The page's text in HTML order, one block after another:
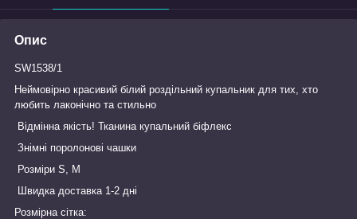
Опис
SW1538/1
Неймовірно красивий білий роздільний купальник для тих, хто
любить лаконічно та стильно
Відмінна якість! Тканина купальний біфлекс
Знімні поролонові чашки
Розміри S, M
Швидка доставка 1-2 дні
Розмірна сітка: